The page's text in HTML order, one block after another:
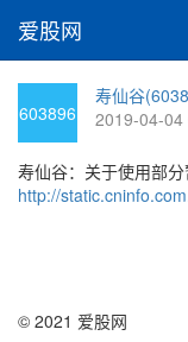
爱股网
603896
寿仙谷
2019-04-04
寿仙谷：关于使用部
http://
© 2021 爱股网